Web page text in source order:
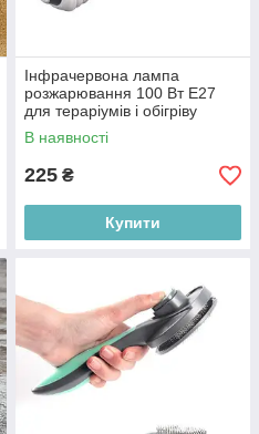
Інфрачервона лампа
розжарювання 100 Вт E27
для тераріумів і обігріву
рептилій
В наявності
225 ₴
Купити